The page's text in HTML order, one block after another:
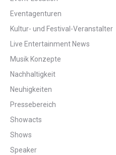
Eventagenturen
Kultur- und Festival-Veranstalter
Live Entertainment News
Musik Konzepte
Nachhaltigkeit
Neuhigkeiten
Pressebereich
Showacts
Shows
Speaker